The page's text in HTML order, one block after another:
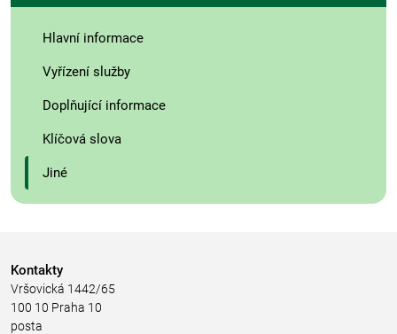
Hlavní informace
Vyřízení služby
Doplňující informace
Klíčová slova
Jiné
Kontakty
Vršovická 1442/65
100 10 Praha 10
posta